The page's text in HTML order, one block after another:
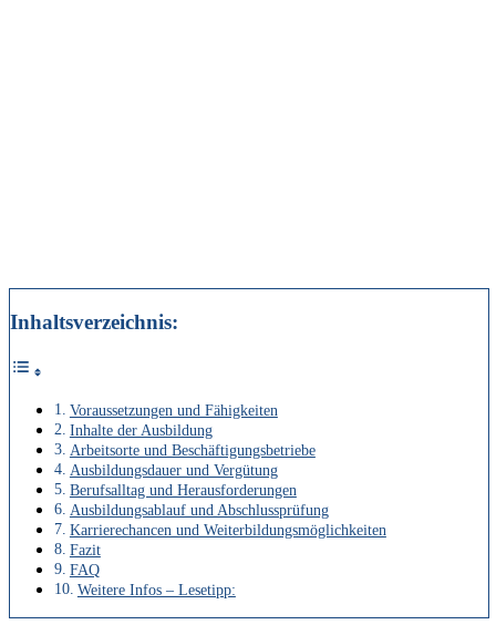
Inhaltsverzeichnis:
Voraussetzungen und Fähigkeiten
Inhalte der Ausbildung
Arbeitsorte und Beschäftigungsbetriebe
Ausbildungsdauer und Vergütung
Berufsalltag und Herausforderungen
Ausbildungsablauf und Abschlussprüfung
Karrierechancen und Weiterbildungsmöglichkeiten
Fazit
FAQ
Weitere Infos – Lesetipp: